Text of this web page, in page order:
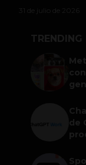
31 de julio de 2026
TRENDING
de